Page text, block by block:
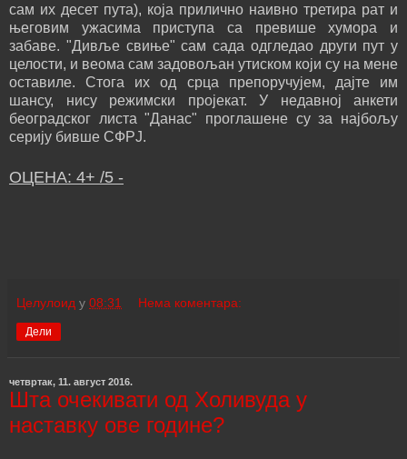
сам их десет пута), која прилично наивно третира рат и
његовим ужасима приступа са превише хумора и
забаве. "Дивље свиње" сам сада одгледао други пут у
целости, и веома сам задовољан утиском који су на мене
оставиле. Стога их од срца препоручујем, дајте им
шансу, нису режимски пројекат. У недавној анкети
београдског листа "Данас" проглашене су за најбољу
серију бивше СФРЈ.
ОЦЕНА: 4+ /5 -
Целулоид у 08:31 Нема коментара:
Дели
четвртак, 11. август 2016.
Шта очекивати од Холивуда у
наставку ове године?